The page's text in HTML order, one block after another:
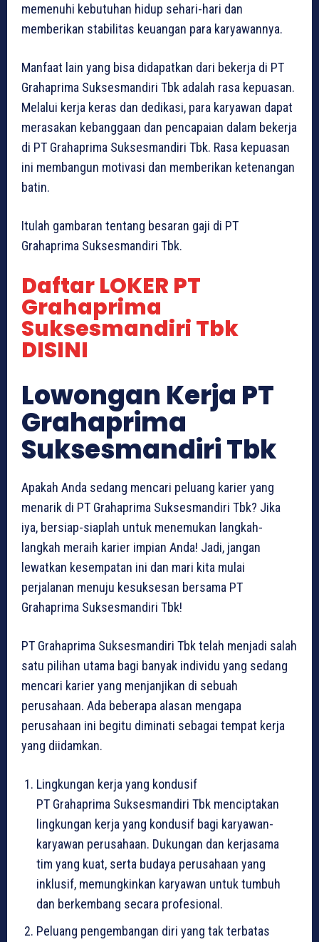
memenuhi kebutuhan hidup sehari-hari dan
memberikan stabilitas keuangan para karyawannya.
Manfaat lain yang bisa didapatkan dari bekerja di PT
Grahaprima Suksesmandiri Tbk adalah rasa kepuasan.
Melalui kerja keras dan dedikasi, para karyawan dapat
merasakan kebanggaan dan pencapaian dalam bekerja
di PT Grahaprima Suksesmandiri Tbk. Rasa kepuasan
ini membangun motivasi dan memberikan ketenangan
batin.
Itulah gambaran tentang besaran gaji di PT
Grahaprima Suksesmandiri Tbk.
Daftar LOKER PT
Grahaprima
Suksesmandiri Tbk
DISINI
Lowongan Kerja PT
Grahaprima
Suksesmandiri Tbk
Apakah Anda sedang mencari peluang karier yang
menarik di PT Grahaprima Suksesmandiri Tbk? Jika
iya, bersiap-siaplah untuk menemukan langkah-
langkah meraih karier impian Anda! Jadi, jangan
lewatkan kesempatan ini dan mari kita mulai
perjalanan menuju kesuksesan bersama PT
Grahaprima Suksesmandiri Tbk!
PT Grahaprima Suksesmandiri Tbk telah menjadi salah
satu pilihan utama bagi banyak individu yang sedang
mencari karier yang menjanjikan di sebuah
perusahaan. Ada beberapa alasan mengapa
perusahaan ini begitu diminati sebagai tempat kerja
yang diidamkan.
Lingkungan kerja yang kondusif
PT Grahaprima Suksesmandiri Tbk menciptakan
lingkungan kerja yang kondusif bagi karyawan-
karyawan perusahaan. Dukungan dan kerjasama
tim yang kuat, serta budaya perusahaan yang
inklusif, memungkinkan karyawan untuk tumbuh
dan berkembang secara profesional.
Peluang pengembangan diri yang tak terbatas